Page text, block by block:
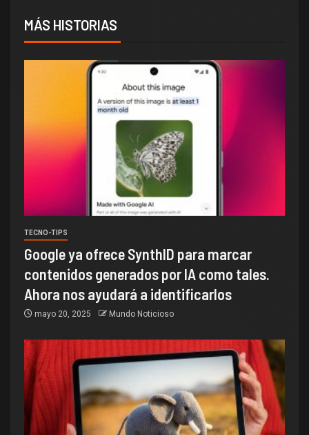
MÁS HISTORIAS
TECNO-TIPS
Google ya ofrece SynthID para marcar
contenidos generados por IA como tales.
Ahora nos ayudará a identificarlos
mayo 20, 2025 Mundo Noticioso